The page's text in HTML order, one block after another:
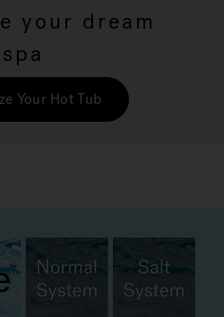
your dream
spa
Your Hot Tub